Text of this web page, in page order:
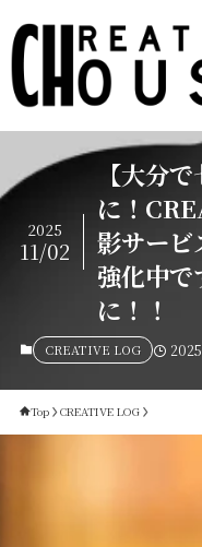
【大分
に！
影サービ
強化中で
に！！
2025
11/02
CREATIVE LOG
Top CREATIVE LOG